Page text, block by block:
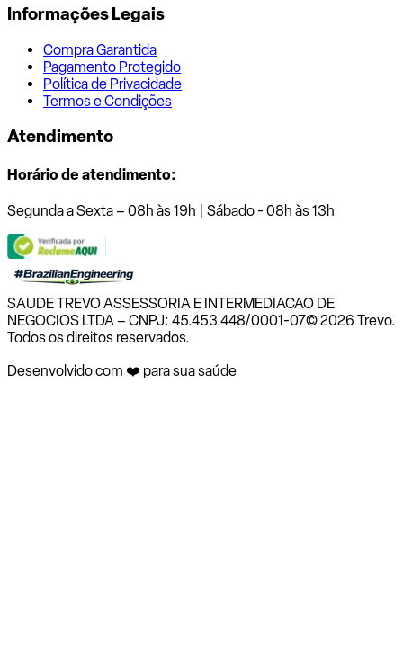
Informações Legais
Compra Garantida
Pagamento Protegido
Política de Privacidade
Termos e Condições
Atendimento
Horário de atendimento:
Segunda a Sexta – 08h às 19h | Sábado - 08h às 13h
SAUDE TREVO ASSESSORIA E INTERMEDIACAO DE
NEGOCIOS LTDA – CNPJ: 45.453.448/0001-07© 2026 Trevo.
Todos os direitos reservados.
Desenvolvido com ❤️ para sua saúde